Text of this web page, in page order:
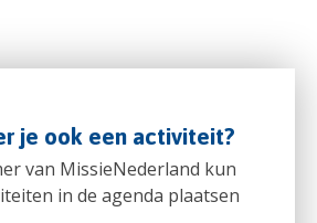
je ook een activiteit?
van MissieNederland kun
in de agenda plaatsen